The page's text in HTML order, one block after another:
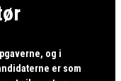
og i
er som